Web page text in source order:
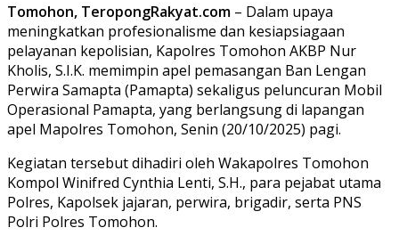
Tomohon, TeropongRakyat.com – Dalam upaya
meningkatkan profesionalisme dan kesiapsiagaan
pelayanan kepolisian, Kapolres Tomohon AKBP Nur
Kholis, S.I.K. memimpin apel pemasangan Ban Lengan
Perwira Samapta (Pamapta) sekaligus peluncuran Mobil
Operasional Pamapta, yang berlangsung di lapangan
apel Mapolres Tomohon, Senin (20/10/2025) pagi.
Kegiatan tersebut dihadiri oleh Wakapolres Tomohon
Kompol Winifred Cynthia Lenti, S.H., para pejabat utama
Polres, Kapolsek jajaran, perwira, brigadir, serta PNS
Polri Polres Tomohon.